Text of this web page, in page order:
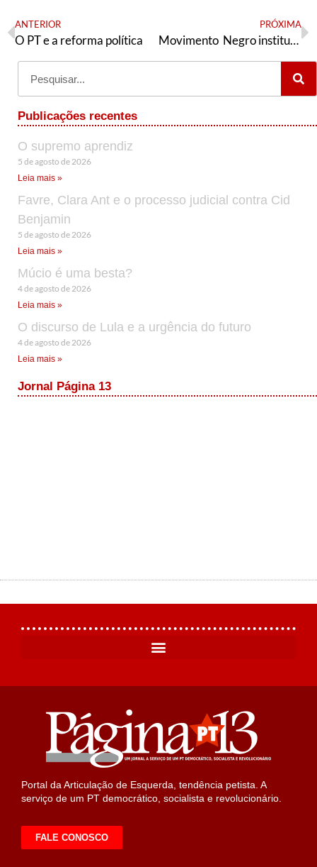
ANTERIOR
O PT e a reforma política
PRÓXIMA
Movimento Negro institucional e paralisia política
Publicações recentes
O supremo aprendiz
5 de agosto de 2026
Leia mais »
Favre, Clara Ant e o processo judicial contra Cid
Benjamin
5 de agosto de 2026
Leia mais »
Múcio é uma besta?
4 de agosto de 2026
Leia mais »
O discurso de Lula e a urgência do futuro
4 de agosto de 2026
Leia mais »
Jornal Página 13
Portal da Articulação de Esquerda, tendência petista. A
serviço de um PT democrático, socialista e revolucionário.
FALE CONOSCO